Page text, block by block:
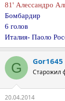
81' Алессандро
Бомбардир
6 голов
Италия- Паоло
G Gor1645
Старожил
20.04.2014